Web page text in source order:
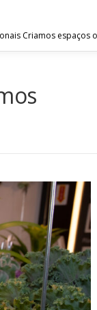
Criamos espaços